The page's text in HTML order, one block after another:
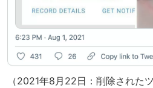
（2021年8月22日：削除された